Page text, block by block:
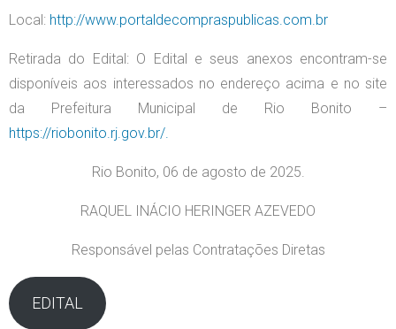
Local: http://www.portaldecompraspublicas.com.br
Retirada do Edital: O Edital e seus anexos encontram-se
disponíveis aos interessados no endereço acima e no site
da Prefeitura Municipal de Rio Bonito –
https://riobonito.rj.gov.br/.
Rio Bonito, 06 de agosto de 2025.
RAQUEL INÁCIO HERINGER AZEVEDO
Responsável pelas Contratações Diretas
EDITAL